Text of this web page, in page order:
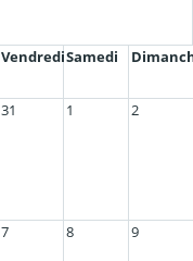
VendrediSamedi
31 1 2
7 8 9